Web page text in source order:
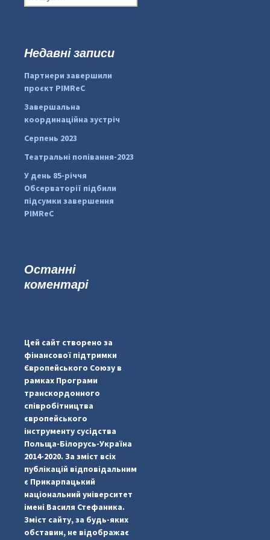
#PipIvanToday
pimrec_project
о
:Недавні записи
Партнери завершили
проєкт PIMReC
Завершальна
координаційна зустріч
Серпень 2023
Театральні попівання-2023
У день 85-річчя
Обсерваторії підбили
підсумки завершення
PIMReC
Останні
коментарі
Цей сайт створено за
фінансової підтримки
Європейського Союзу в
рамках Програми
транскордонного
співробітництва
європейського
інструменту сусідства
Польща-Білорусь-Україна
2014-2020. За зміст всіх
публікацій відповідальним
є Прикарпацький
національний університет
імені Василя Стефаника.
Зміст сайту, за будь-яких
обставин, не відображає